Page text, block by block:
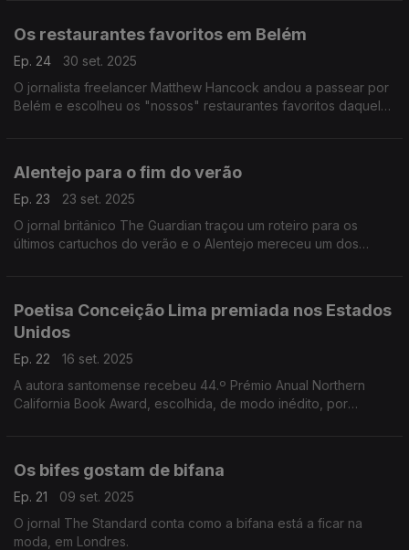
Os restaurantes favoritos em Belém
Ep. 24
30 set. 2025
O jornalista freelancer Matthew Hancock andou a passear por
Belém e escolheu os "nossos" restaurantes favoritos daquela
Alentejo para o fim do verão
Ep. 23
23 set. 2025
O jornal britânico The Guardian traçou um roteiro para os
últimos cartuchos do verão e o Alentejo mereceu um dos
Poetisa Conceição Lima premiada nos Estados
Unidos
Ep. 22
16 set. 2025
A autora santomense recebeu 44.º Prémio Anual Northern
California Book Award, escolhida, de modo inédito, por
Os bifes gostam de bifana
Ep. 21
09 set. 2025
O jornal The Standard conta como a bifana está a ficar na
moda, em Londres.